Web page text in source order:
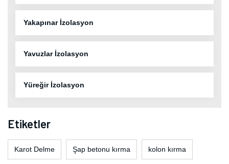
Yakapınar İzolasyon
Yavuzlar İzolasyon
Yüreğir İzolasyon
Etiketler
Karot Delme Şap betonu kırma kolon kırma